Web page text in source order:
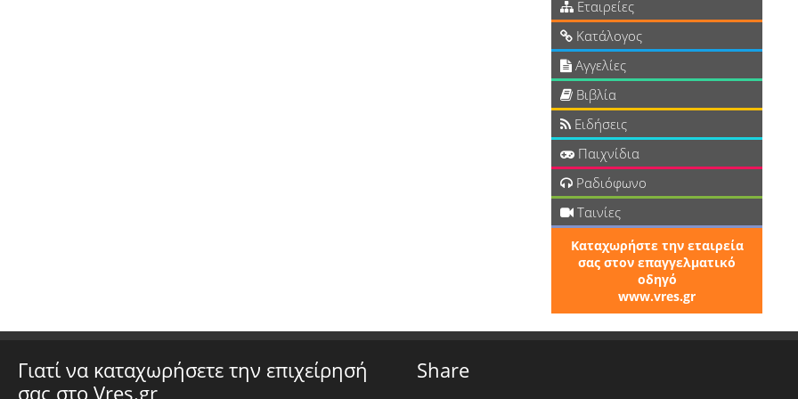
Εταιρείες
Κατάλογος
Αγγελίες
Βιβλία
Ειδήσεις
Παιχνίδια
Ραδιόφωνο
Ταινίες
Καταχωρήστε την εταιρεία
σας στον επαγγελματικό
οδηγό
www.vres.gr
Γιατί να καταχωρήσετε την επιχείρησή
σας στο Vres.gr
Share